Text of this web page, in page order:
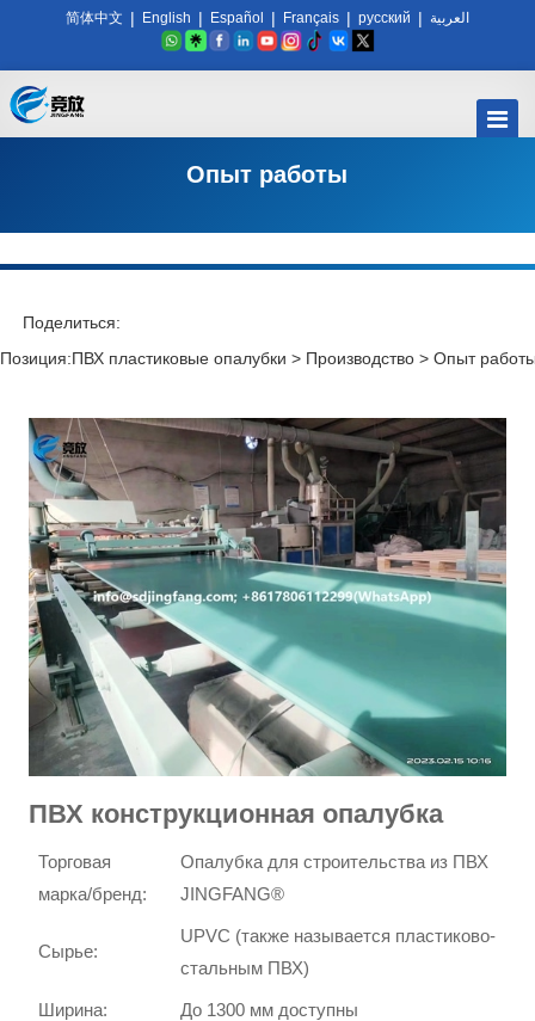
简体中文 | English | Español | Français | русский | العربية
Опыт работы
Поделиться:
Позиция:ПВХ пластиковые опалубки > Производство > Опыт
ПВХ конструкционная опалубка
Торговая
марка/бренд:
Опалубка для строительства из ПВХ
JINGFANG®
Сырье:
UPVC (также называется пластиково-
стальным ПВХ)
Ширина: До 1300 мм доступны